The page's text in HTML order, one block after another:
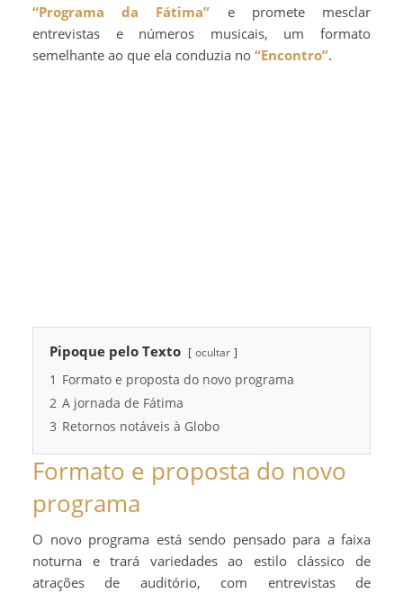
“Programa da Fátima” e promete mesclar
entrevistas e números musicais, um formato
semelhante ao que ela conduzia no “Encontro”.
Pipoque pelo Texto ocultar
1 Formato e proposta do novo programa
2 A jornada de Fátima
3 Retornos notáveis à Globo
Formato e proposta do novo
programa
O novo programa está sendo pensado para a faixa
noturna e trará variedades ao estilo clássico de
atrações de auditório, com entrevistas de